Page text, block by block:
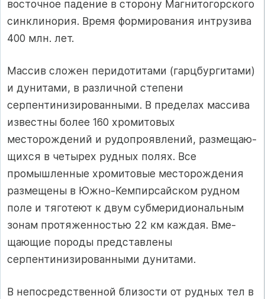
восточное падение в сторону Магнитогорского
синклинория. Время формирования интрузива
400 млн. лет.
Массив сложен перидотитами (гарцбургитами)
и дунитами, в различной степени
серпентинизированными. В пределах массива
известны более 160 хромитовых
месторождений и рудопроявлений, размещаю­
щихся в четырех рудных полях. Все
промышленные хромитовые место­рождения
размещены в Южно-Кемпирсайском рудном
поле и тяготеют к двум субмеридиональным
зонам протяженностью 22 км каждая. Вме­
щающие породы представлены
серпентинизированными дунитами.
В непосредственной близости от рудных тел в